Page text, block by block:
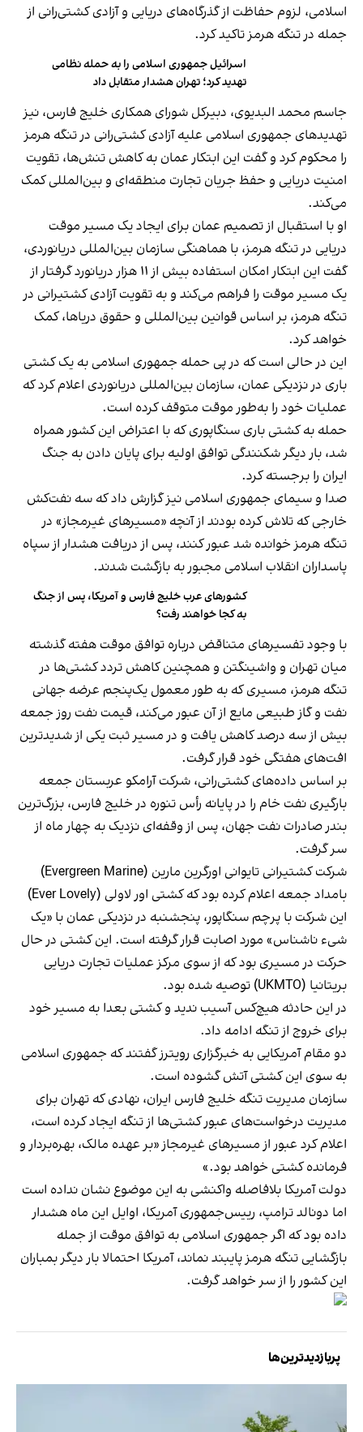
اسلامی،‌ لزوم حفاظت از گذرگاه‌های دریایی و آزادی کشتی‌رانی از
جمله در تنگه هرمز تاکید کرد.
اسرائیل جمهوری اسلامی را به حمله نظامی
تهدید کرد؛ تهران هشدار متقابل داد
جاسم محمد البدیوی، دبیرکل شورای همکاری خلیج فارس، نیز
تهدیدهای جمهوری اسلامی علیه آزادی کشتی‌رانی در تنگه هرمز
را محکوم کرد و گفت این ابتکار عمان به کاهش تنش‌ها، تقویت
امنیت دریایی و حفظ جریان تجارت منطقه‌ای و بین‌المللی کمک
می‌کند.
او با استقبال از تصمیم عمان برای ایجاد یک مسیر موقت
دریایی در تنگه هرمز، با هماهنگی سازمان بین‌المللی دریانوردی،
گفت این ابتکار امکان استفاده بیش از ۱۱ هزار دریانورد گرفتار از
یک مسیر موقت را فراهم می‌کند و به تقویت آزادی کشتیرانی در
تنگه هرمز، بر اساس قوانین بین‌المللی و حقوق دریاها، کمک
خواهد کرد.
این در حالی است که در پی حمله جمهوری اسلامی به یک کشتی
باری در نزدیکی عمان، سازمان بین‌المللی دریانوردی اعلام کرد که
عملیات خود را به‌طور موقت متوقف کرده است.
حمله به کشتی باری سنگاپوری که با اعتراض این کشور همراه
شد، بار دیگر شکنندگی توافق اولیه برای پایان دادن به جنگ
ایران را برجسته کرد.
صدا و سیمای جمهوری اسلامی نیز گزارش داد که سه نفت‌کش
خارجی که تلاش کرده بودند از آنچه «مسیرهای غیرمجاز» در
تنگه هرمز خوانده شد عبور کنند، پس از دریافت هشدار از سپاه
پاسداران انقلاب اسلامی مجبور به بازگشت شدند.
کشورهای عرب خلیج فارس و آمریکا، پس از جنگ
به کجا خواهند رفت؟
با وجود تفسیرهای متناقض درباره توافق موقت هفته گذشته
میان تهران و واشینگتن و همچنین کاهش تردد کشتی‌ها در
تنگه هرمز، مسیری که به طور معمول یک‌پنجم عرضه جهانی
نفت و گاز طبیعی مایع از آن عبور می‌کند، قیمت نفت روز جمعه
بیش از سه درصد کاهش یافت و در مسیر ثبت یکی از شدیدترین
افت‌های هفتگی خود قرار گرفت.
بر اساس داده‌های کشتی‌رانی، شرکت آرامکو عربستان جمعه
بارگیری نفت خام را در پایانه رأس تنوره در خلیج فارس، بزرگ‌ترین
بندر صادرات نفت جهان، پس از وقفه‌ای نزدیک به چهار ماه از
سر گرفت.
شرکت کشتیرانی تایوانی اورگرین مارین (Evergreen Marine)
بامداد جمعه اعلام کرده بود که کشتی اور لاولی (Ever Lovely)
این شرکت با پرچم سنگاپور، پنجشنبه در نزدیکی عمان با «یک
شیء ناشناس» مورد اصابت قرار گرفته است. این کشتی در حال
حرکت در مسیری بود که از سوی مرکز عملیات تجارت دریایی
بریتانیا (UKMTO) توصیه شده بود.
در این حادثه هیچ‌کس آسیب ندید و کشتی بعدا به مسیر خود
برای خروج از تنگه ادامه داد.
دو مقام آمریکایی به خبرگزاری رویترز گفتند که جمهوری اسلامی
به سوی این کشتی آتش گشوده است.
سازمان مدیریت تنگه خلیج فارس ایران، نهادی که تهران برای
مدیریت درخواست‌های عبور کشتی‌ها از تنگه ایجاد کرده است،
اعلام کرد عبور از مسیرهای غیرمجاز «بر عهده مالک، بهره‌بردار و
فرمانده کشتی خواهد بود.»
دولت آمریکا بلافاصله واکنشی به این موضوع نشان نداده است
اما دونالد ترامپ، رییس‌جمهوری آمریکا، اوایل این ماه هشدار
داده بود که اگر جمهوری اسلامی به توافق موقت از جمله
بازگشایی تنگه هرمز پایبند نماند، آمریکا احتمالا بار دیگر بمباران
این کشور را از سر خواهد گرفت.
پربازدیدترین‌ها